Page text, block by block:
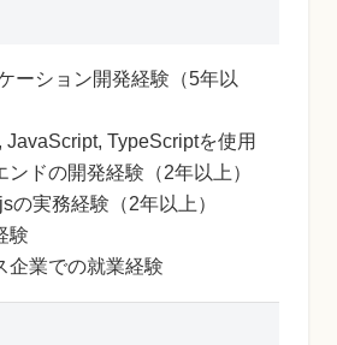
ーション開発経験（5年以
JavaScript, TypeScriptを使用
ンドの開発経験（2年以上）
の実務経験（2年以上）
験
企業での就業経験